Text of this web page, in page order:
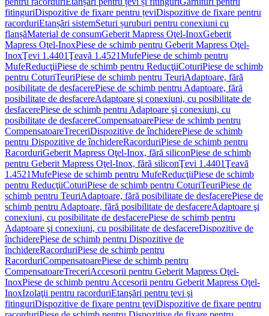
fitinguriDispozitive de fixare pentru țeviDispozitive de fixare pentru
racorduriEtanșări sistemSeturi șuruburi pentru conexiuni cu
flanșăMaterial de consumGeberit Mapress Oţel-InoxGeberit
Mapress Oţel-InoxPiese de schimb pentru Geberit Mapress Oţel-
InoxŢevi 1.4401Ţeavă 1.4521MufePiese de schimb pentru
MufeReducţiiPiese de schimb pentru ReducţiiCoturiPiese de schimb
pentru CoturiTeuriPiese de schimb pentru TeuriAdaptoare, fără
posibilitate de desfacerePiese de schimb pentru Adaptoare, fără
posibilitate de desfacereAdaptoare şi conexiuni, cu posibilitate de
desfacerePiese de schimb pentru Adaptoare şi conexiuni, cu
posibilitate de desfacereCompensatoarePiese de schimb pentru
CompensatoareTreceriDispozitive de închiderePiese de schimb
pentru Dispozitive de închidereRacorduriPiese de schimb pentru
RacorduriGeberit Mapress Oţel-Inox, fără siliconPiese de schimb
pentru Geberit Mapress Oţel-Inox, fără siliconŢevi 1.4401Ţeavă
1.4521MufePiese de schimb pentru MufeReducţiiPiese de schimb
pentru ReducţiiCoturiPiese de schimb pentru CoturiTeuriPiese de
schimb pentru TeuriAdaptoare, fără posibilitate de desfacerePiese de
schimb pentru Adaptoare, fără posibilitate de desfacereAdaptoare şi
conexiuni, cu posibilitate de desfacerePiese de schimb pentru
Adaptoare şi conexiuni, cu posibilitate de desfacereDispozitive de
închiderePiese de schimb pentru Dispozitive de
închidereRacorduriPiese de schimb pentru
RacorduriCompensatoarePiese de schimb pentru
CompensatoareTreceriAccesorii pentru Geberit Mapress Oţel-
InoxPiese de schimb pentru Accesorii pentru Geberit Mapress Oţel-
InoxIzolaţii pentru racorduriEtanşări pentru ţevi şi
fitinguriDispozitive de fixare pentru ţeviDispozitive de fixare pentru